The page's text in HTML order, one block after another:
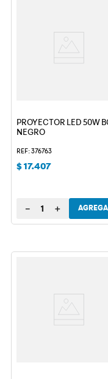
PROYECTOR LED 50W
NEGRO
REF: 376763
$17.407
＋
－